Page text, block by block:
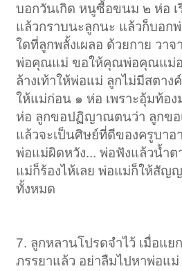
บอกวันเกิด หนูซื้อขนม ๒ ห่อ
แล้วกราบนะลูกนะ แล้วก็บอก
ใดที่ลูกพลั้งเผลอ ด้วยกาย วา
พ่อคุณแม่ ขอให้คุณพ่อคุณแม่อ
ล้างเท้าให้พ่อแม่ ลูกไม่มีสตา
ให้แม่ก่อน ๑ ห่อ เพราะอุ้มท้อง
ห่อ ลูกขอปฏิญาณตนว่า ลูกขอ
แล้วจะเป็นศิษย์ที่ดีของครูบาอ
พ่อแม่ผิดหวัง... พ่อฟังแล้วน้ำต
แม่ก็ร้องไห้เลย พ่อแม่ก็ให้สัญ
ทั้งหมด
7. ลูกหลานโปรดจำไว้ เมื่อแย
ภรรยาแล้ว อย่าลืมไปหาพ่อแม่